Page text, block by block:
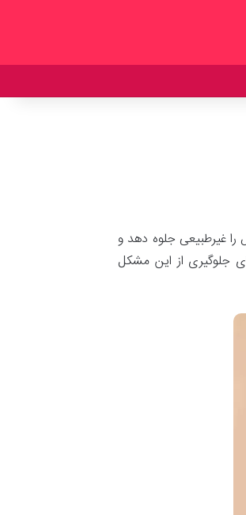
غیرطبیعی جلوه دهد و
جلوگیری از این مشکل